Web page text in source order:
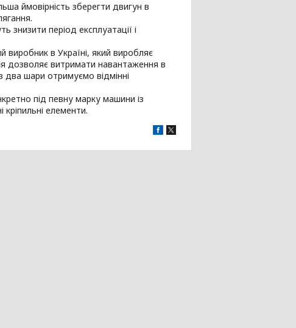
ймовірність зберегти двигун в
знизити період експлуатації і
в Україні, який виробляє
дозволяє витримати навантаження в
шари отримуємо відмінні
під певну марку машини із
елементи.